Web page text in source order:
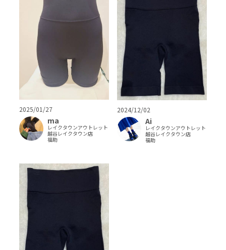
2025/01/27
ma
レイクタウンアウトレット
越谷レイクタウン店
福助
2024/12/02
Ai
レイクタウンアウトレット
越谷レイクタウン店
福助